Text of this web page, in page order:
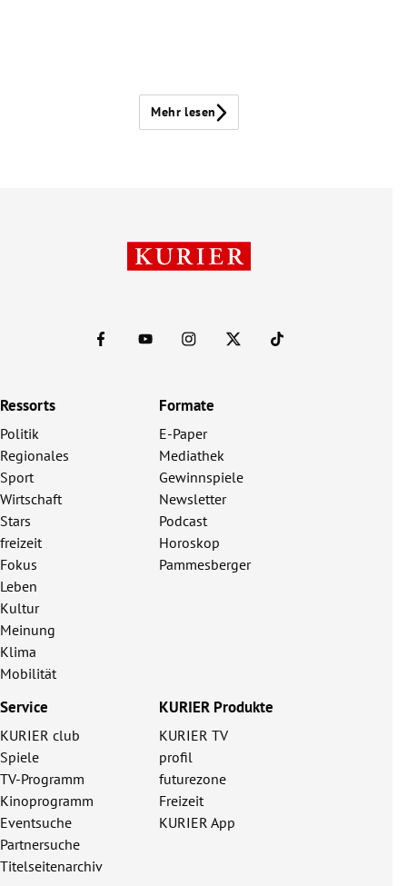
Mehr lesen
Ressorts
Politik
Regionales
Sport
Wirtschaft
Stars
freizeit
Fokus
Leben
Kultur
Meinung
Klima
Mobilität
Formate
E-Paper
Mediathek
Gewinnspiele
Newsletter
Podcast
Horoskop
Pammesberger
Service
KURIER club
Spiele
TV-Programm
Kinoprogramm
Eventsuche
Partnersuche
Titelseitenarchiv
KURIER Produkte
KURIER TV
profil
futurezone
Freizeit
KURIER App